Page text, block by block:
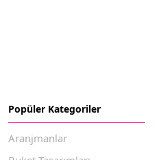
Popüler Kategoriler
Aranjmanlar